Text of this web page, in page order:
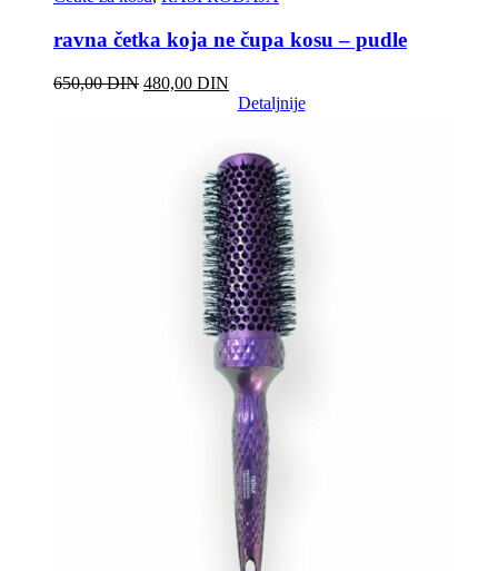
ravna četka koja ne čupa kosu – pudle
650,00DIN 480,00 DIN
Detaljnije